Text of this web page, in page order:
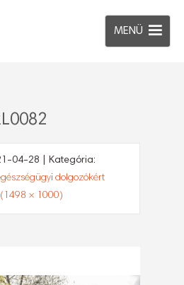
MENÜ
04-28 | Kategória:
dolgozókért
(1498 × 1000)